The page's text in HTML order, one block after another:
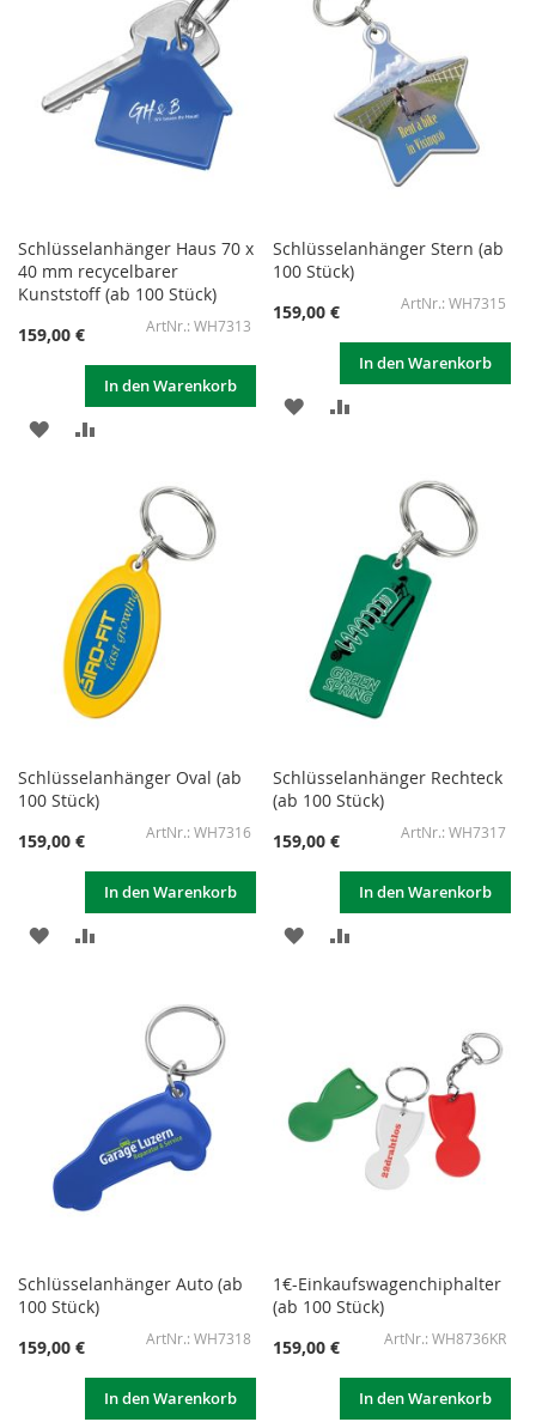
Schlüsselanhänger Haus 70 x
40 mm recycelbarer
Kunststoff (ab 100 Stück)
159,00 €
WH7313
In den Warenkorb
ZUR
HINZUFÜGENHINZUFÜGEN
Schlüsselanhänger Stern (ab
100 Stück)
159,00 €
WH7315
In den Warenkorb
ZUR
HINZUFÜGEN
HINZUFÜGEN
Schlüsselanhänger Oval (ab
100 Stück)
159,00 €
WH7316
In den Warenkorb
ZUR
HINZUFÜGEN
HINZUFÜGEN
Schlüsselanhänger Rechteck
(ab 100 Stück)
159,00 €
WH7317
In den Warenkorb
ZUR
Schlüsselanhänger Auto (ab
100 Stück)
159,00 €
WH7318
In den Warenkorb
1€-Einkaufswagenchiphalter
(ab 100 Stück)
159,00 €
WH8736KR
In den Warenkorb